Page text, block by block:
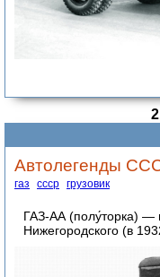
Автолегенды
газ ссср грузовик
ГАЗ-АА (полу́торка) —
Нижегородского (в